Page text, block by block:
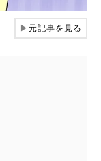
▶元記事を見る